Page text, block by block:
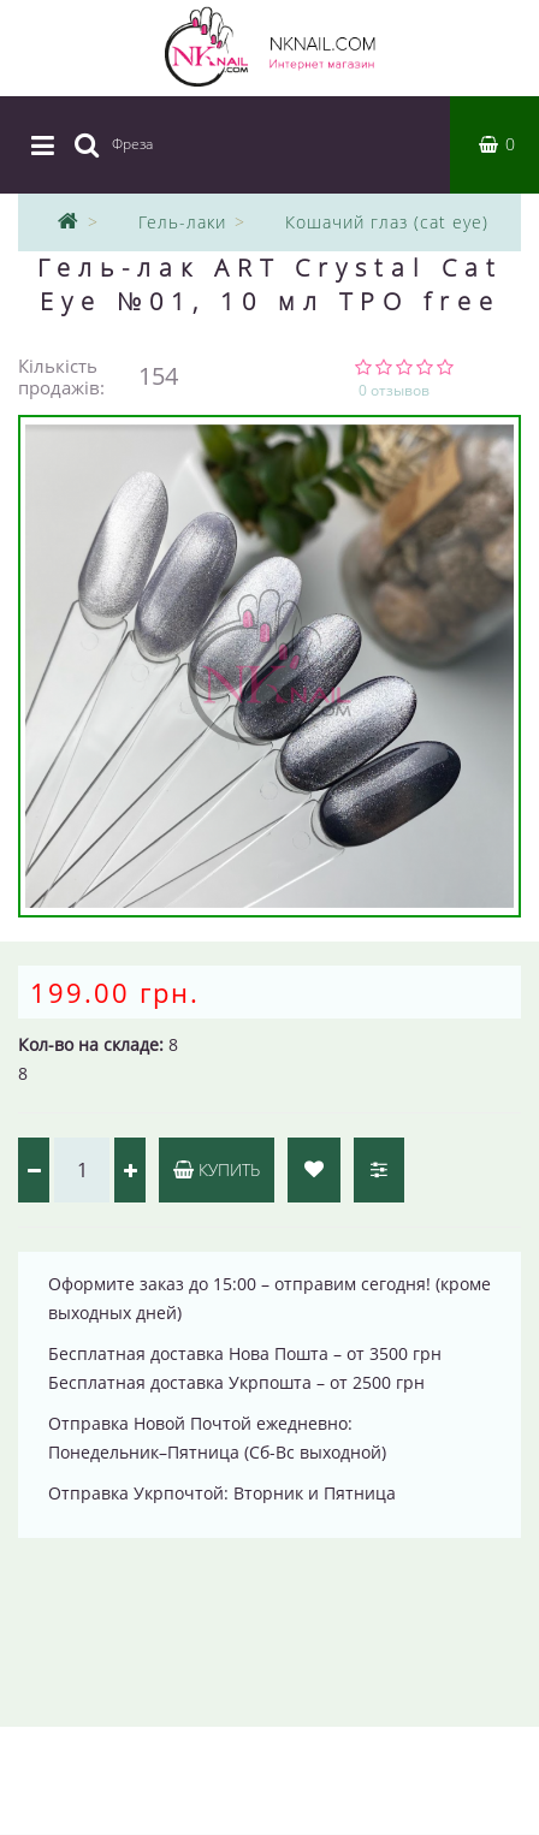
Фреза 0
Гель-лаки Кошачий глаз (cat eye)
Гель-лак ART Crystal Cat
Eye №01, 10 мл TPO free
Кількість
продажів:
154 0 отзывов
199.00 грн.
Кол-во на складе: 8
8
КУПИТЬ
Оформите заказ до 15:00 – отправим сегодня! (кроме
выходных дней)
Бесплатная доставка Нова Пошта – от 3500 грн
Бесплатная доставка Укрпошта – от 2500 грн
Отправка Новой Почтой ежедневно:
Понедельник–Пятница (Сб-Вс выходной)
Отправка Укрпочтой: Вторник и Пятница